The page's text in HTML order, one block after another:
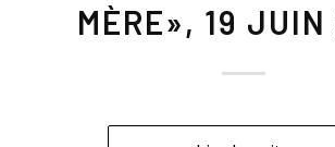
MÈRE», 19 JUIN